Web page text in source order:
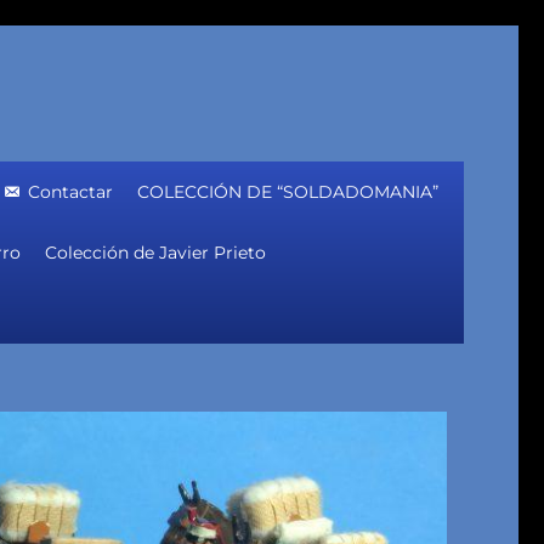
Contactar COLECCIÓN DE “SOLDADOMANIA”
Colección de Javier Prieto